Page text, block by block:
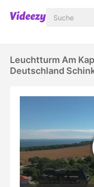
Leuchtturm Am
Deutschland